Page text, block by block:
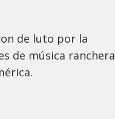
de luto por la
de música ranchera